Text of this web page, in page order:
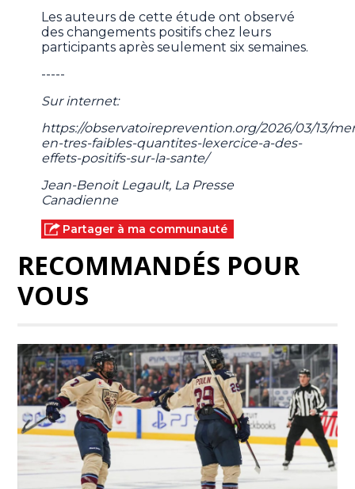
Les auteurs de cette étude ont observé
des changements positifs chez leurs
participants après seulement six semaines.
-----
Sur internet:
https://observatoireprevention.org/2026/03/13/
en-tres-faibles-quantites-lexercice-a-des-
effets-positifs-sur-la-sante/
Jean-Benoit Legault, La Presse
Canadienne
Partager à ma communauté
RECOMMANDÉS POUR
VOUS